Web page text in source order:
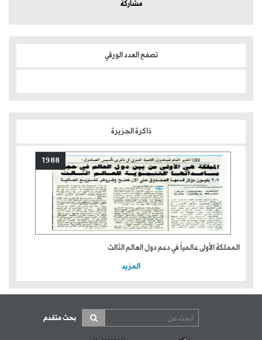
مشاركة
تصفح العدد الورقي
ذاكرة الجزيرة
1988
المملكة الأولى عالمياً في دعم دول العالم الثالث
المزيد
بحث متقدم